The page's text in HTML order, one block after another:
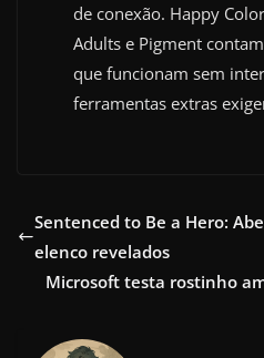
de conexão. Happy
Adults e Pigment
que funcionam sem
ferramentas extras
Sentenced to Be a Hero:
elenco revelados
Microsoft testa rostinho